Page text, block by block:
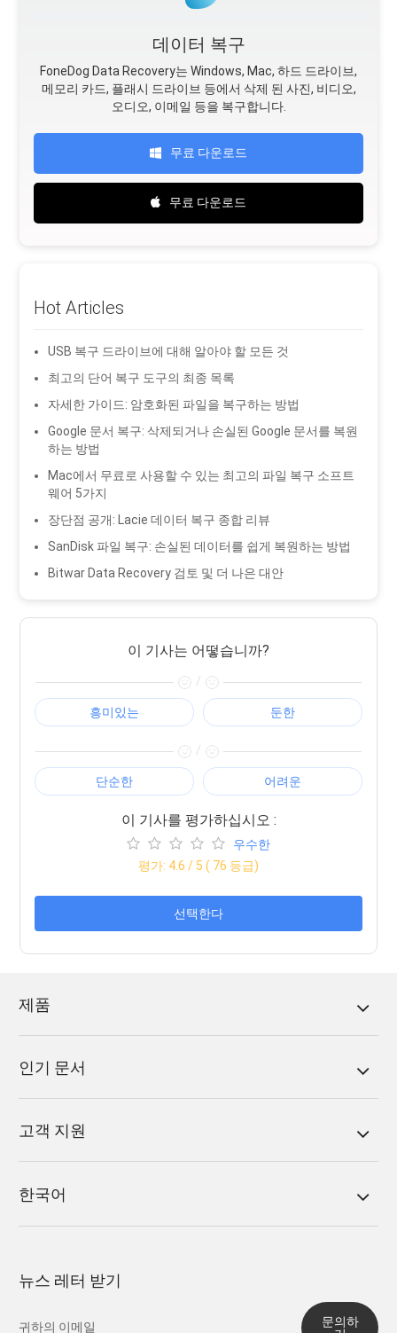
데이터 복구
FoneDog Data Recovery는 Windows, Mac, 하드 드라이브,
메모리 카드, 플래시 드라이브 등에서 삭제 된 사진, 비디오,
오디오, 이메일 등을 복구합니다.
무료 다운로드
무료 다운로드
Hot Articles
USB 복구 드라이브에 대해 알아야 할 모든 것
최고의 단어 복구 도구의 최종 목록
자세한 가이드: 암호화된 파일을 복구하는 방법
Google 문서 복구: 삭제되거나 손실된 Google 문서를 복원
하는 방법
Mac에서 무료로 사용할 수 있는 최고의 파일 복구 소프트
웨어 5가지
장단점 공개: Lacie 데이터 복구 종합 리뷰
SanDisk 파일 복구: 손실된 데이터를 쉽게 복원하는 방법
Bitwar Data Recovery 검토 및 더 나은 대안
이 기사는 어떻습니까?
/
흥미있는 둔한
/
단순한 어려운
이 기사를 평가하십시오 :
우수한
평가: 4.6 / 5 ( 76 등급)
선택한다
제품
인기 문서
고객 지원
한국어
뉴스 레터 받기
문의하